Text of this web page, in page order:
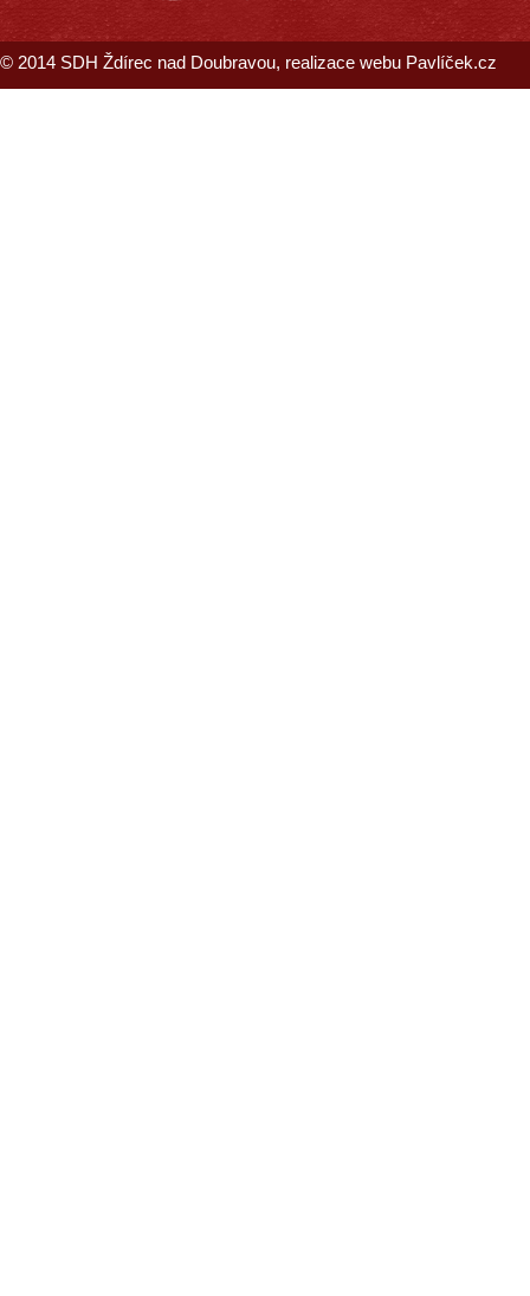
© 2014 SDH Ždírec nad Doubravou, realizace webu Pavlíček.cz